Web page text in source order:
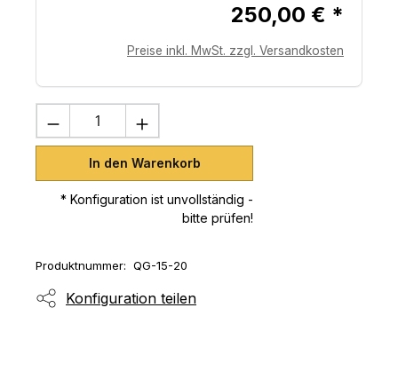
250,00 € *
Preise inkl. MwSt. zzgl. Versandkosten
Produkt Anzahl: Gib den
In den Warenkorb
* Konfiguration ist unvollständig -
bitte prüfen!
Produktnummer: QG-15-20
Konfiguration teilen